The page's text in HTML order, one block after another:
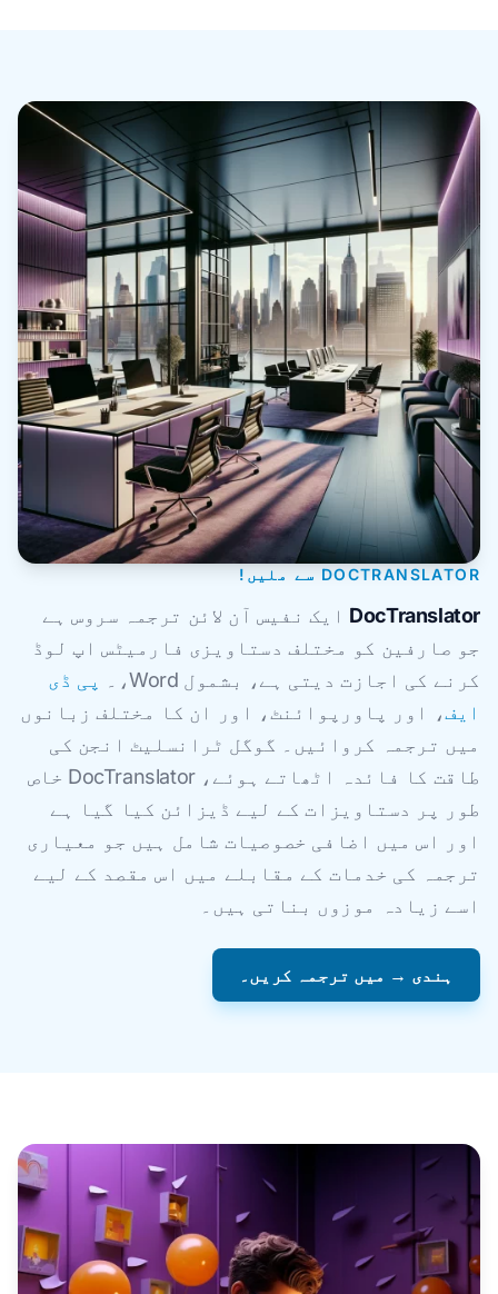
DOCTRANSLATOR سے ملیں!
DocTranslator ایک نفیس آن لائن ترجمہ سروس ہے
جو صارفین کو مختلف دستاویزی فارمیٹس اپ لوڈ
کرنے کی اجازت دیتی ہے، بشمول Word،۔
پی ڈی
ایف، اور پاورپوائنٹ، اور ان کا مختلف زبانوں
میں ترجمہ کروائیں۔ گوگل ٹرانسلیٹ انجن کی
طاقت کا فائدہ اٹھاتے ہوئے، DocTranslator خاص
طور پر دستاویزات کے لیے ڈیزائن کیا گیا ہے
اور اس میں اضافی خصوصیات شامل ہیں جو معیاری
ترجمہ کی خدمات کے مقابلے میں اس مقصد کے لیے
اسے زیادہ موزوں بناتی ہیں۔
ہندی → میں ترجمہ کریں۔